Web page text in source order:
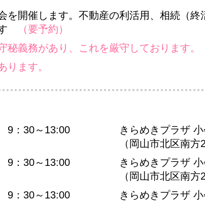
を開催します。不動産の利活用、相続（終
（要予約）
義務があり、これを厳守しております。
ます。
9：30～13:00
きらめきプラザ
（岡山市北区南方
9：30～13:00
きらめきプラザ 小
（岡山市北区南方
9：30～13:00
きらめきプラザ